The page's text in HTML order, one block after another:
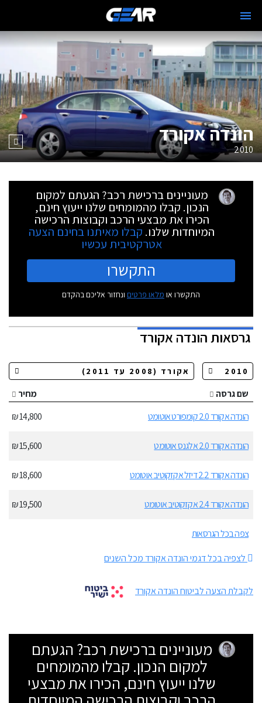
הונדה אקורד
2010
מעוניינים ברכישת רכב? הגעתם למקום
הנכון. קבלו מהמומחים שלנו ייעוץ חינם,
הכירו את מבצעי הרכב וקבוצות הרכישה
המיוחדות שלנו. קבלו מאיתנו בחינם הצעה
אטרקטיבית עכשיו
התקשרו
התקשרו או מלאו פרטים ונחזור אליכם בהקדם
גרסאותהונדה אקורד
שם גרסה
מחיר
הונדה אקורד 2.0 קומפורט אוטומט
14,800 ₪
הונדה אקורד 2.0 אלגנס אוטומט 15,600 ₪
הונדה אקורד 2.2 דיזל אקזקוטיב אוטומט 18,600 ₪
הונדה אקורד 2.4 אקזקוטיב אוטומט 19,500 ₪
צפה בכל הגרסאות
לצפיה בכל דגמי הונדה אקורד מכל השנים
לקבלת הצעה לביטוח הונדה אקורד
מעוניינים ברכישת רכב? הגעתם
למקום הנכון. קבלו מהמומחים
שלנו ייעוץ חינם, הכירו את מבצעי